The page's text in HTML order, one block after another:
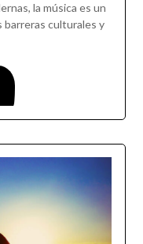
la música es un
barreras culturales y